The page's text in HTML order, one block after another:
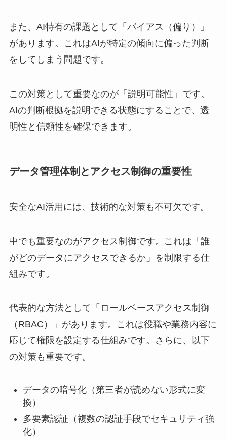
また、AI特有の課題として「バイアス（偏り）」
があります。これはAIが特定の傾向に偏った判断
をしてしまう問題です。
この対策として重要なのが「説明可能性」です。
AIの判断根拠を説明できる状態にすることで、透
明性と信頼性を確保できます。
データ管理体制とアクセス制御の重要性
安全なAI活用には、技術的な対策も不可欠です。
中でも重要なのがアクセス制御です。これは「誰
がどのデータにアクセスできるか」を制限する仕
組みです。
代表的な方法として「ロールベースアクセス制御
（RBAC）」があります。これは役職や業務内容に
応じて権限を設定する仕組みです。さらに、以下
の対策も重要です。
データの暗号化（第三者が読めない形式に変
換）
多要素認証（複数の認証手段でセキュリティ強
化）